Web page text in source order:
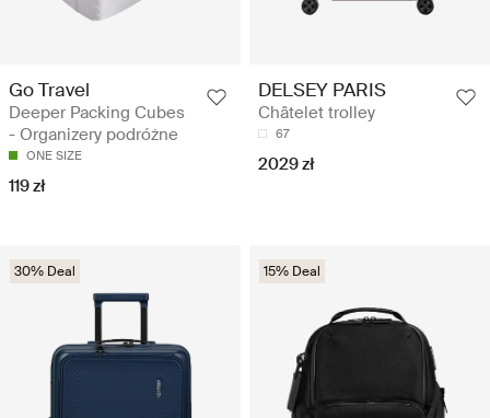
Go Travel
Deeper Packing Cubes
- Organizery podróżne
ONE SIZE
119 zł
DELSEY PARIS
Châtelet trolley
67
2029 zł
30% Deal 15% Deal